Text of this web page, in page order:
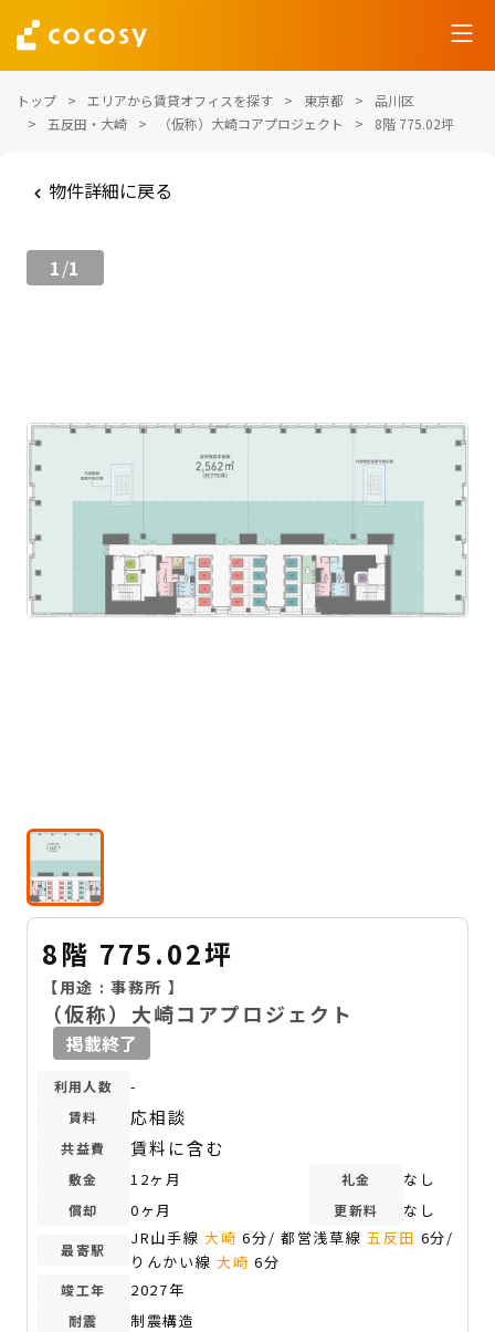
トップ エリアから賃貸オフィスを探す 東京都
品川区
五反田・大崎
（仮称）大崎コアプロジェクト 8階 775.02坪
物件詳細に戻る
1/1
8階 775.02坪
【用途 :事務所 】
（仮称）大崎コアプロジェクト
掲載終了
利用人数 -
賃料 応相談
共益費 賃料に含む
敷金 12ヶ月 礼金 なし
償却 0ヶ月 更新料 なし
最寄駅
JR山手線大崎 6分/ 都営浅草線 五反田 6分/
りんかい線大崎 6分
竣工年 2027年
耐震 制震構造